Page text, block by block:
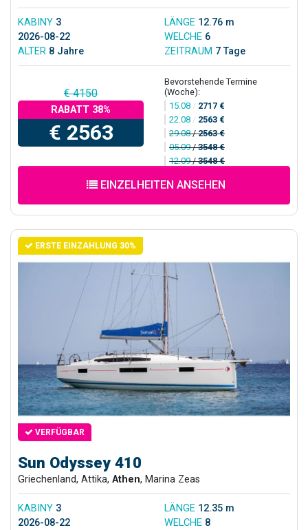
KABINY 3 LÄNGE 12.76 m
2026-08-22
WELCHE 6
ALTER 8 Jahre ZEITRAUM 7 Tage
€ 4150
RABATT 38%
€ 2563
Bevorstehende Termine
(Woche):
15.08 / 2717 €
22.08 / 2563 €
29.08/2563 €
05.09/3548 €
12.09/3548 €
EINZELHEITEN ANSEHEN
ERSTE EINZAHLUNG 30%
VERFÜGBAR
Sun Odyssey 410
Griechenland, Attika, Athen, Marina Zeas
KABINY 3 LÄNGE 12.35 m
2026-08-22
WELCHE 8